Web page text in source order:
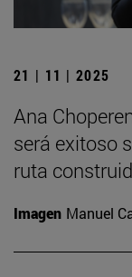
21 | 11 | 2025
Ana
será exitoso
ruta
Imagen Manuel